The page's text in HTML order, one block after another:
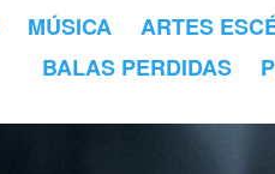
MÚSICA ARTES
BALAS PERDIDAS